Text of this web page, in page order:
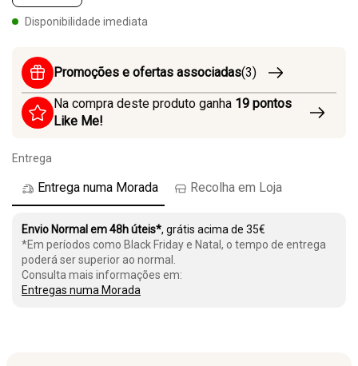
Disponibilidade imediata
Promoções e ofertas associadas(3)
Na compra deste produto ganha 19 pontos
Like Me!
Entrega
Entrega numa Morada Recolha em Loja
Envio Normal em 48h úteis*, grátis acima de 35€
*Em períodos como Black Friday e Natal, o tempo de entrega
poderá ser superior ao normal.
Consulta mais informações em:
Entregas numa Morada